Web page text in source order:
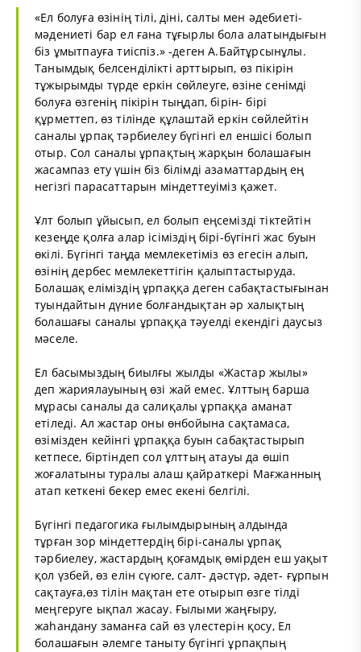
«Ел болуға өзінің тілі, діні, салты мен әдебиеті-
мәдениеті бар ел ғана тұғырлы бола алатындығын
біз ұмытпауға тиіспіз.» -деген А.Байтұрсынұлы.
Танымдық белсенділікті арттырып, өз пікірін
тұжырымды түрде еркін сөйлеуге, өзіне сенімді
болуға өзгенің пікірін тыңдап, бірін- бірі
құрметтеп, өз тілінде құлаштай еркін сөйлейтін
саналы ұрпақ тәрбиелеу бүгінгі ел еншісі болып
отыр. Сол саналы ұрпақтың жарқын болашағын
жасампаз ету үшін біз білімді азаматтардың ең
негізгі парасаттарын міндеттеуіміз қажет.
Ұлт болып ұйысып, ел болып еңсемізді тіктейтін
кезеңде қолға алар ісіміздің бірі-бүгінгі жас буын
өкілі. Бүгінгі таңда мемлекетіміз өз егесін алып,
өзінің дербес мемлекеттігін қалыптастыруда.
Болашақ еліміздің ұрпаққа деген сабақтастығынан
туындайтын дүние болғандықтан әр халықтың
болашағы саналы ұрпаққа тәуелді екендігі даусыз
мәселе.
Ел басымыздың биылғы жылды «Жастар жылы»
деп жариялауының өзі жай емес. Ұлттың барша
мұрасы саналы да салиқалы ұрпаққа аманат
етіледі. Ал жастар оны өнбойына сақтамаса,
өзімізден кейінгі ұрпаққа буын сабақтастырып
кетпесе, біртіндеп сол ұлттың атауы да өшіп
жоғалатыны туралы алаш қайраткері Мағжанның
атап кеткені бекер емес екені белгілі.
Бүгінгі педагогика ғылымдырының алдында
тұрған зор міндеттердің бірі-саналы ұрпақ
тәрбиелеу, жастардың қоғамдық өмірден еш уақыт
қол үзбей, өз елін сүюге, салт- дәстүр, әдет- ғұрпын
сақтауға,өз тілін мақтан ете отырып өзге тілді
меңгеруге ықпал жасау. Ғылыми жаңғыру,
жаhандану заманға сай өз үлестерін қосу, Ел
болашағын әлемге таныту бүгінгі ұрпақпың